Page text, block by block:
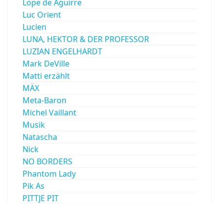
Lope de Aguirre
Luc Orient
Lucien
LUNA, HEKTOR & DER PROFESSOR
LUZIAN ENGELHARDT
Mark DeVille
Matti erzählt
MÄX
Meta-Baron
Michel Vaillant
Musik
Natascha
Nick
NO BORDERS
Phantom Lady
Pik As
PITTJE PIT